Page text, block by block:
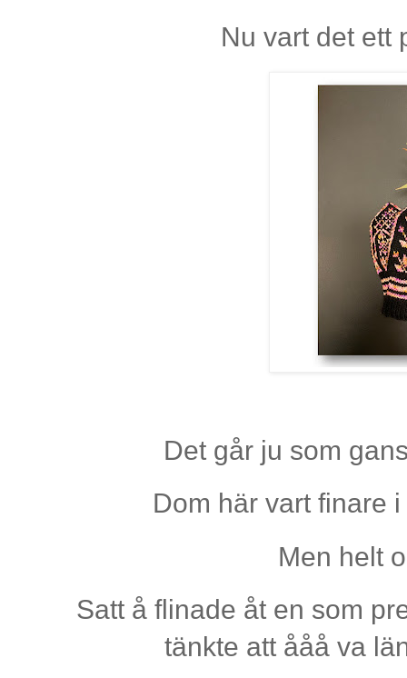
Nu vart det ett
Det går ju som
Dom här vart finare
Men helt
Satt å flinade åt en som
tänkte att ååå va